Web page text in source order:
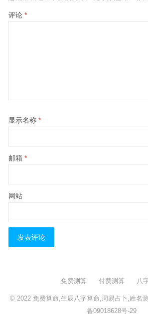
评论 *
显示名称 *
邮箱 *
网站
免费测算 付费测算 八
© 2022 免费算命,生辰八字算命,周易占卜,姓名
备09018628号-29